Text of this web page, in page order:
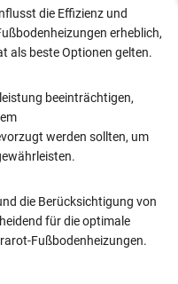
die Effizienz und
erheblich,
als beste Optionen gelten.
beeinträchtigen,
werden sollten, um
die Berücksichtigung von
für die optimale
Fußbodenheizungen.